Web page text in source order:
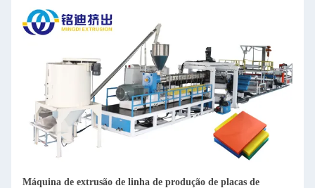
Linha de produção de placas de plástico PMMA GPPS óptica